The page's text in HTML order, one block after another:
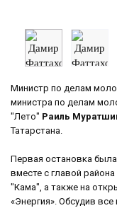
Министр по делам
министра по делам
"Лето" Раиль
Татарстана.
Первая остановка
вместе с главой района
"Кама", а также на
«Энергия». Обсудив